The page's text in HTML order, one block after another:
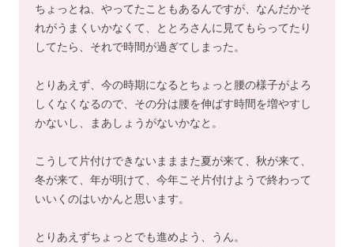
ちょっとね、やってたこともあるんですが、なんだかそ
れがうまくいかなくて、ととろさんに見てもらってたり
してたら、それで時間が過ぎてしまった。
とりあえず、今の時期になるとちょっと腰の様子がよろ
しくなくなるので、その分は腰を伸ばす時間を増やすし
かないし、まあしょうがないかなと。
こうして片付けできないまままた夏が来て、秋が来て、
冬が来て、年が明けて、今年こそ片付けようで終わって
いいくのはいかんと思います。
とりあえずちょっとでも進めよう、うん。